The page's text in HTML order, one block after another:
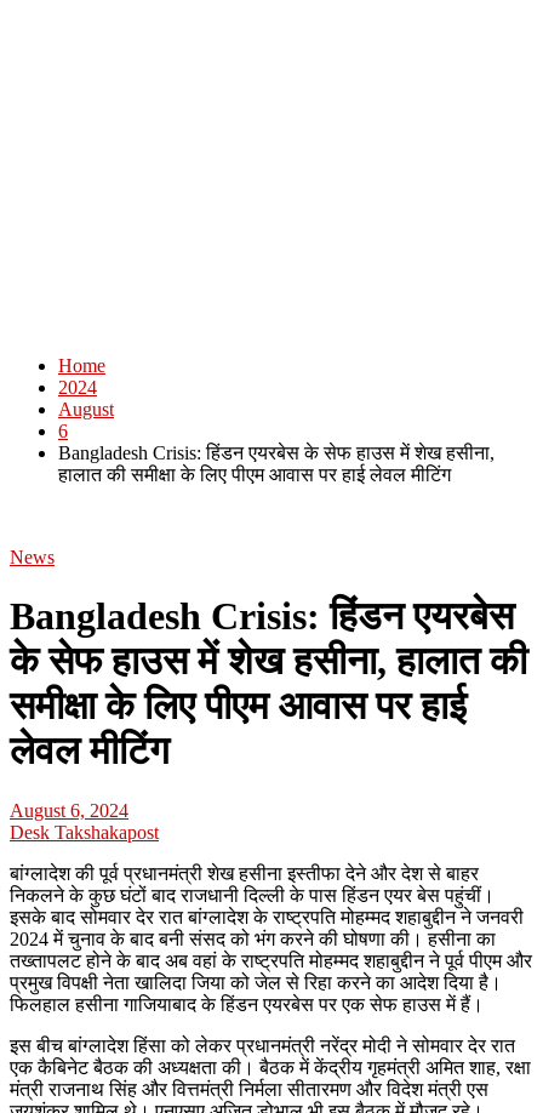
Home
2024
August
6
Bangladesh Crisis: हिंडन एयरबेस के सेफ हाउस में शेख हसीना,
हालात की समीक्षा के लिए पीएम आवास पर हाई लेवल मीटिंग
News
Bangladesh Crisis: हिंडन एयरबेस
के सेफ हाउस में शेख हसीना, हालात की
समीक्षा के लिए पीएम आवास पर हाई
लेवल मीटिंग
August 6, 2024
Desk Takshakapost
बांग्लादेश की पूर्व प्रधानमंत्री शेख हसीना इस्तीफा देने और देश से बाहर
निकलने के कुछ घंटों बाद राजधानी दिल्ली के पास हिंडन एयर बेस पहुंचीं।
इसके बाद सोमवार देर रात बांग्लादेश के राष्ट्रपति मोहम्मद शहाबुद्दीन ने जनवरी
2024 में चुनाव के बाद बनी संसद को भंग करने की घोषणा की। हसीना का
तख्तापलट होने के बाद अब वहां के राष्ट्रपति मोहम्मद शहाबुद्दीन ने पूर्व पीएम और
प्रमुख विपक्षी नेता खालिदा जिया को जेल से रिहा करने का आदेश दिया है।
फिलहाल हसीना गाजियाबाद के हिंडन एयरबेस पर एक सेफ हाउस में हैं।
इस बीच बांग्लादेश हिंसा को लेकर प्रधानमंत्री नरेंद्र मोदी ने सोमवार देर रात
एक कैबिनेट बैठक की अध्यक्षता की। बैठक में केंद्रीय गृहमंत्री अमित शाह, रक्षा
मंत्री राजनाथ सिंह और वित्तमंत्री निर्मला सीतारमण और विदेश मंत्री एस